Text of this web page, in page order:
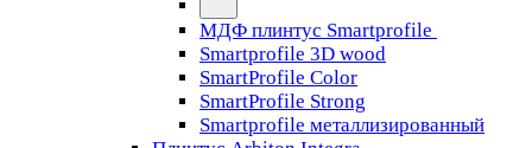
МДФ плинтус Smartprofile
Smartprofile 3D wood
SmartProfile Color
SmartProfile Strong
Smartprofile металлизированный